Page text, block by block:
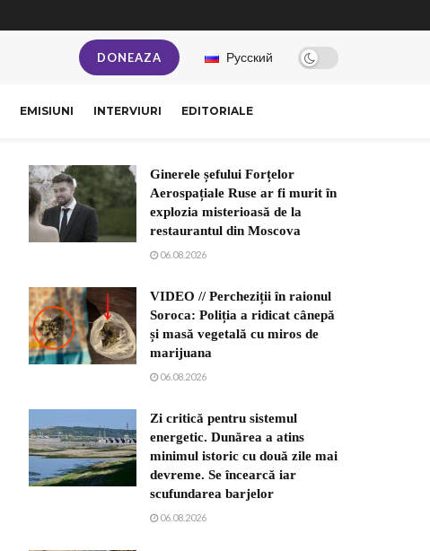
DONEAZA Русский
EMISIUNI INTERVIURI EDITORIALE
Ginerele șefului Forțelor
Aerospațiale Ruse ar fi murit în
explozia misterioasă de la
restaurantul din Moscova
06.08.2026
VIDEO // Percheziții în raionul
Soroca: Poliția a ridicat cânepă
și masă vegetală cu miros de
marijuana
06.08.2026
Zi critică pentru sistemul
energetic. Dunărea a atins
minimul istoric cu două zile mai
devreme. Se încearcă iar
scufundarea barjelor
06.08.2026